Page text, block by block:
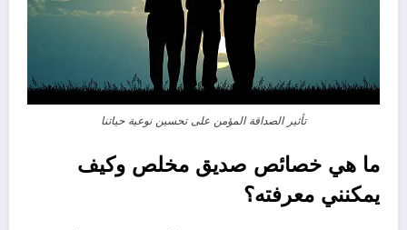
تأثير الصداقة المؤمن على تحسين نوعية حياتنا
ما هي خصائص صديق مخلص وكيف
يمكنني معرفته؟